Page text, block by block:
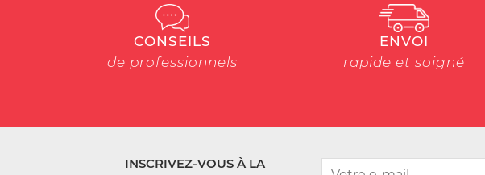
CONSEILS
de professionnels
ENVOI
rapide et soigné
INSCRIVEZ-VOUS À LA